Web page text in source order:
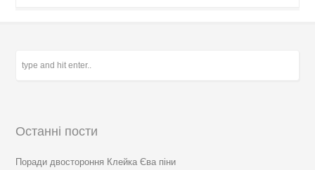
Останні пости
Поради двостороння Клейка Єва піни